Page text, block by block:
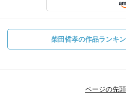
柴田哲孝の作品ランキ
ページの先